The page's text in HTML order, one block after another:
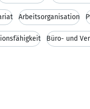
Arbeitsorganisation
Büro- und